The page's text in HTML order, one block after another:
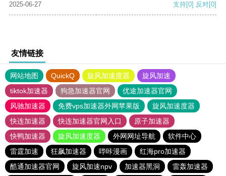
2025-06-27 支持[0] 反对[0]
友情链接
网站地图 QuickQ 旋风加速度器
旋风加速
tiktok加速器
狗急加速器官网
优途加速器官网
风驰加速器
免费vps加速器外网苹果版
旋风加速度器
快连加速器
快连加速器官网入口
原子加速器
快鸭加速器
旋风加速度器 外网网址导航
软件中心
雷霆加速
狂飙加速器 哔咔漫画
红海pro加速器
酷通加速器官网
旋风加速npv 加速器黑洞
雷轰加速器